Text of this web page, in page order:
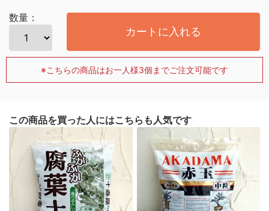
数量：
カートに入れる
※こちらの商品はお一人様3個までご注文可能です
この商品を買った人にはこちらも人気です